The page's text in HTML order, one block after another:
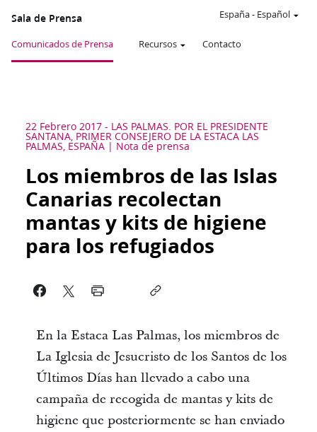
Sala de Prensa
Comunicados de Prensa Recursos Contacto
España- Español
22 Febrero 2017 - LAS PALMAS. POR EL PRESIDENTE
SANTANA, PRIMER CONSEJERO DE LA ESTACA LAS
PALMAS, ESPAÑA Nota de prensa
Los miembros de las Islas
Canarias recolectan
mantas y kits de higiene
para los refugiados
En la Estaca Las Palmas, los miembros de
La Iglesia de Jesucristo de los Santos de los
Últimos Días han llevado a cabo una
campaña de recogida de mantas y kits de
higiene que posteriormente se han enviado